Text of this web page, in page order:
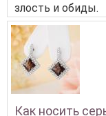
злость и обиды.
Как носить